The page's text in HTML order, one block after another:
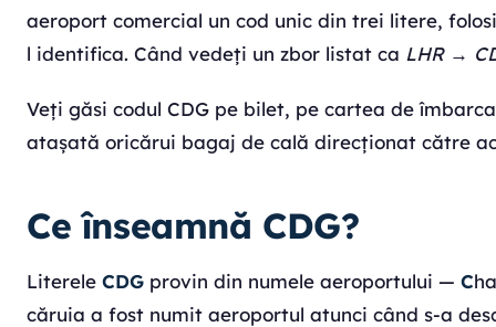
aeroport comercial un cod unic din trei litere,
l identifica. Când vedeți un zbor listat ca LHR →
Veți găsi codul CDG pe bilet, pe cartea de
atașată oricărui bagaj de cală direcționat către
Ce înseamnă CDG?
Literele CDG provin din numele aeroportului — C
căruia a fost numit aeroportul atunci când s-a